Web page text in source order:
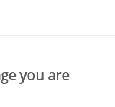
you are